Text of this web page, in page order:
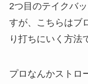
2つ目のテイクバ
すが、こちらはブ
り打ちにいく方法
プロなんかストロ